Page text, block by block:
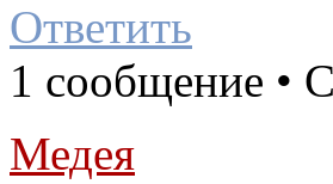
Ответить
1 сообщение •
Медея